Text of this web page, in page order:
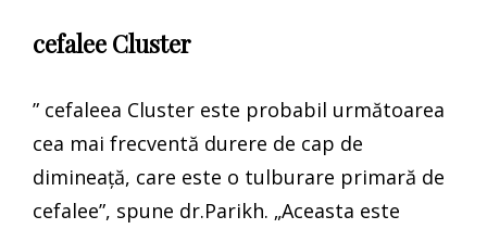
cefalee Cluster
” cefaleea Cluster este probabil următoarea
cea mai frecventă durere de cap de
dimineață, care este o tulburare primară de
cefalee”, spune dr.Parikh. „Aceasta este